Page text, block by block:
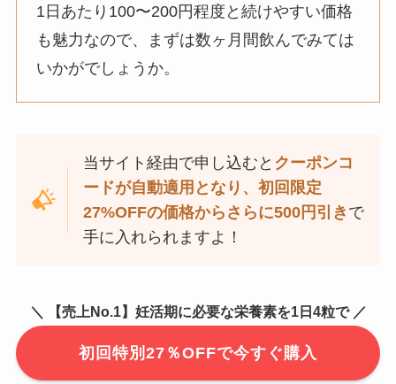
1日あたり100〜200円程度と続けやすい価格
も魅力なので、まずは数ヶ月間飲んでみては
いかがでしょうか。
当サイト経由で申し込むと クーポンコ
ードが自動適用となり、初回限定
27%OFFの価格からさらに500円引き で
手に入れられますよ！
＼ 【売上No.1】妊活期に必要な栄養素を1日4粒で ／
初回特別27％OFFで今すぐ購入